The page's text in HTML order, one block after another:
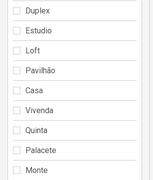
Duplex
Estudio
Loft
Pavilhão
Casa
Vivenda
Quinta
Palacete
Monte